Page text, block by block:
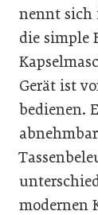
nennt sich
die simple
Gerät ist
bedienen.
modernen